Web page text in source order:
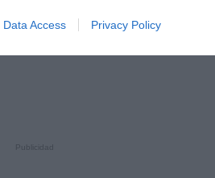
Data Access Privacy Policy